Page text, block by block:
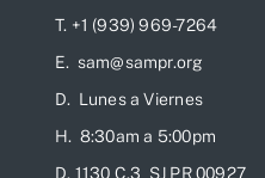
T. +1 (939) 969-7264
E. sam@sampr.org
D. Lunes a Viernes
H. 8:30am a 5:00pm
D. 1130 C.3 SJ PR 00927